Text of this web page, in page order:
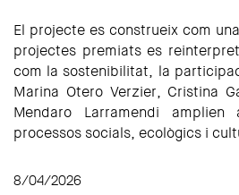
El projecte es construeix com
projectes premiats es
com la sostenibilitat, la
Marina Otero Verzier, Cristina
Mendaro Larramendi
processos socials, ecològics i
8/04/2026